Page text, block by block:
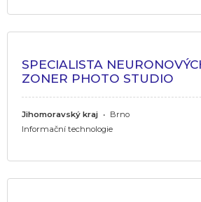
SPECIALISTA
ZONER PHOTO STUDIO
Jihomoravský kraj • Brno
Informační technologie